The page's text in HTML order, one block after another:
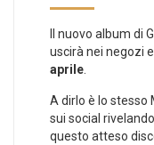
Il nuovo album di
uscirà nei negozi
aprile
A dirlo è lo stesso
sui social
questo atteso